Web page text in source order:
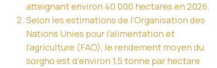
atteignant environ 40 000 hectares en 2026.
Selon les estimations de l’Organisation des
Nations Unies pour l’alimentation et
l’agriculture (FAO), le rendement moyen du
sorgho est d’environ 1,5 tonne par hectare